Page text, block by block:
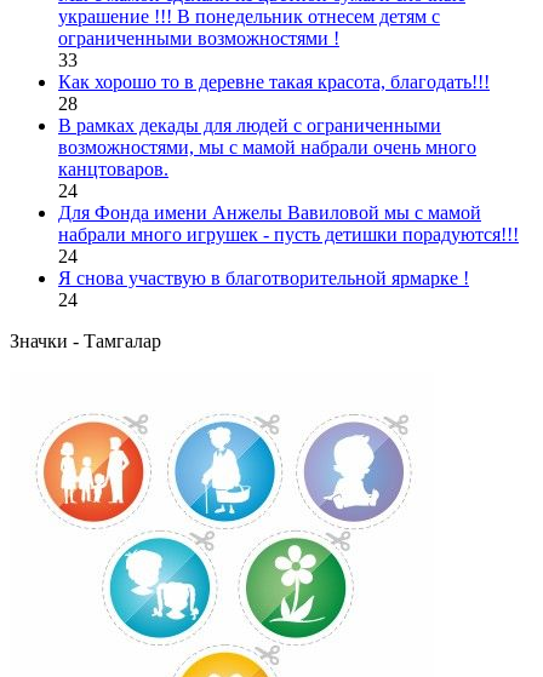
украшение !!! В понедельник отнесем детям с
ограниченными возможностями !
33
Как хорошо то в деревне такая красота, благодать!!!
28
В рамках декады для людей с ограниченными
возможностями, мы с мамой набрали очень много
канцтоваров.
24
Для Фонда имени Анжелы Вавиловой мы с мамой
набрали много игрушек - пусть детишки порадуются!!!
24
Я снова участвую в благотворительной ярмарке !
24
Значки - Тамгалар